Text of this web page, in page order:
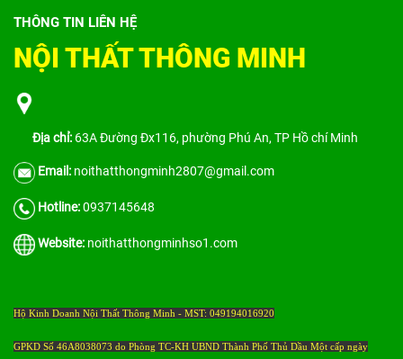
THÔNG TIN LIÊN HỆ
NỘI THẤT THÔNG MINH
Địa chỉ: 63A Đường Đx116, phường Phú An, TP Hồ chí Minh
Email: noithatthongminh2807@gmail.com
Hotline:0937145648
Website: noithatthongminhso1.com
Hộ Kinh Doanh Nội Thất Thông Minh - MST: 049194016920
GPKD Số 46A8038073 do Phòng TC-KH UBND Thành Phố Thủ Dầu Một cấp ngày